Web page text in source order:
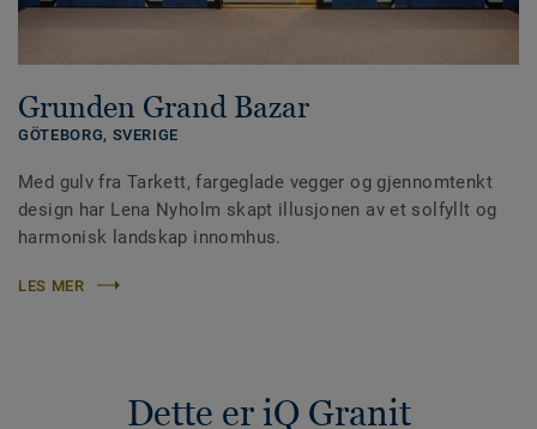
Grunden Grand Bazar
GÖTEBORG, SVERIGE
Med gulv fra Tarkett, fargeglade vegger og gjennomtenkt
design har Lena Nyholm skapt illusjonen av et solfyllt og
harmonisk landskap innomhus.
LES MER
Dette er iQ Granit